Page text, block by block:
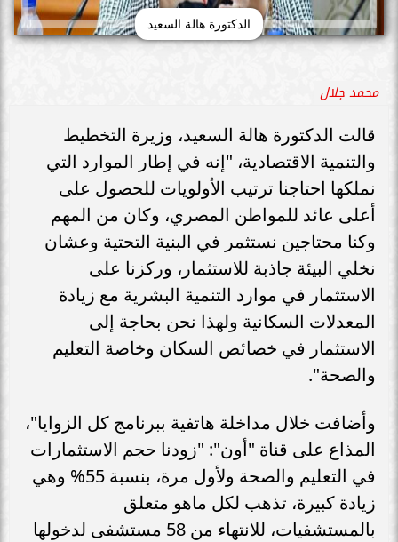
الدكتورة هالة السعيد
محمد جلال
قالت الدكتورة هالة السعيد، وزيرة التخطيط
والتنمية الاقتصادية، "إنه في إطار الموارد التي
نملكها احتاجنا ترتيب الأولويات للحصول على
أعلى عائد للمواطن المصري، وكان من المهم
وكنا محتاجين نستثمر في البنية التحتية وعشان
نخلي البيئة جاذبة للاستثمار، وركزنا على
الاستثمار في موارد التنمية البشرية مع زيادة
المعدلات السكانية ولهذا نحن بحاجة إلى
الاستثمار في خصائص السكان وخاصة التعليم
والصحة".
وأضافت خلال مداخلة هاتفية ببرنامج كل الزوايا"،
المذاع على قناة "أون": "زودنا حجم الاستثمارات
في التعليم والصحة ولأول مرة، بنسبة 55% وهي
زيادة كبيرة، تذهب لكل ماهو متعلق
بالمستشفيات، للانتهاء من 58 مستشفى لدخولها